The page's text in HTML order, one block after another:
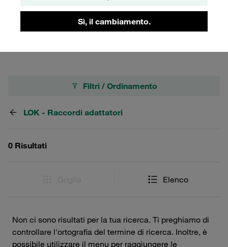
Sì, il cambiamento.
operative. La loro versatilità li rende ideali per l'uso in
ambienti industriali dove la precisione e la durata sono
fondamentali.
Filtri / Ordinamento
LOK - Raccordi adattatori
0 Risultati
Elenco
Non ci sono risultati per la tua ricerca. Ti preghiamo di
controllare l'ortografia del termine di ricerca. Inoltre, è
possibile utilizzare il menu per raggiungere le